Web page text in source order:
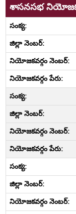
శాసనసభ